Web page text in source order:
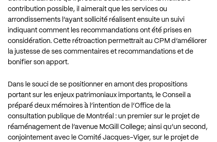
contribution possible, il aimerait que les services ou
arrondissements l’ayant sollicité réalisent ensuite un suivi
indiquant comment les recommandations ont été prises en
considération. Cette rétroaction permettrait au CPM d’améliorer
la justesse de ses commentaires et recommandations et de
bonifier son apport.
Dans le souci de se positionner en amont des propositions
portant sur les enjeux patrimoniaux importants, le Conseil a
préparé deux mémoires à l’intention de l’Office de la
consultation publique de Montréal : un premier sur le projet de
réaménagement de l’avenue McGill College; ainsi qu’un second,
conjointement avec le Comité Jacques-Viger, sur le projet de